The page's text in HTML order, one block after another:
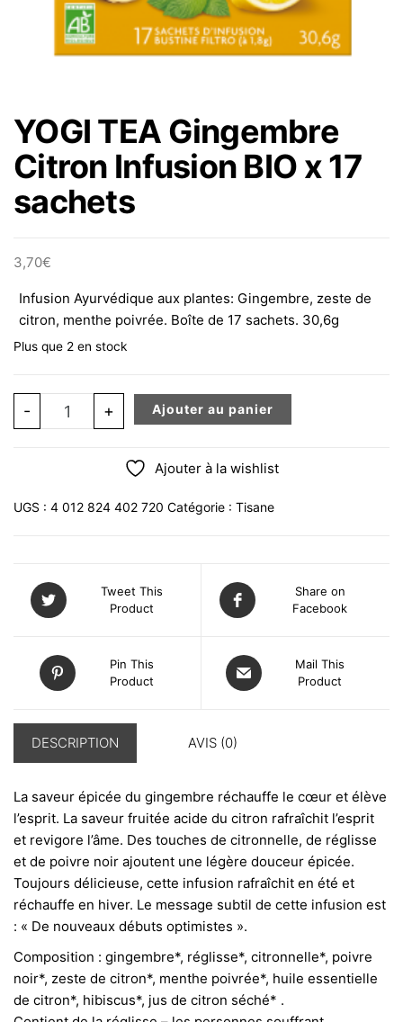
YOGI TEA Gingembre
Citron Infusion BIO x 17
sachets
3,70€
Infusion Ayurvédique aux plantes: Gingembre, zeste de
citron, menthe poivrée. Boîte de 17 sachets. 30,6g
Plus que 2 en stock
- quantité de YOGI TEA Gingembre Citron Infusion BIO x
+ Ajouter au panier
Ajouter à la wishlist
UGS : 4 012 824 402 720 Catégorie : Tisane
Tweet This
Product
Share on
Facebook
Pin This
Product
Mail This
Product
DESCRIPTION AVIS (0)
La saveur épicée du gingembre réchauffe le cœur et élève
l’esprit. La saveur fruitée acide du citron rafraîchit l’esprit
et revigore l’âme. Des touches de citronnelle, de réglisse
et de poivre noir ajoutent une légère douceur épicée.
Toujours délicieuse, cette infusion rafraîchit en été et
réchauffe en hiver. Le message subtil de cette infusion est
: « De nouveaux débuts optimistes ».
Composition : gingembre*, réglisse*, citronnelle*, poivre
noir*, zeste de citron*, menthe poivrée*, huile essentielle
de citron*, hibiscus*, jus de citron séché* .